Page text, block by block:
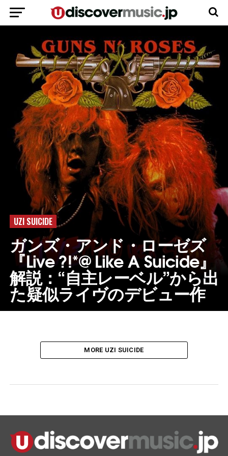
UZI SUICIDE
ガンズ・アンド・ローゼズ
『Live ?!*@ Like A Suicide』
解説：“自主レーベル”から出
た疑似ライヴのデビュー作
MORE UZI SUICIDE